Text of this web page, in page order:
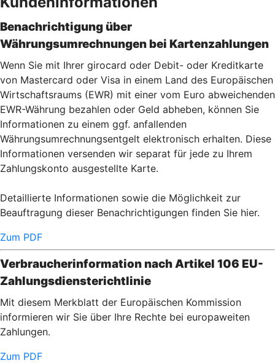
Benachrichtigung über
Währungsumrechnungen bei Kartenzahlungen
Wenn Sie mit Ihrer girocard oder Debit- oder Kreditkarte
von Mastercard oder Visa in einem Land des Europäischen
Wirtschaftsraums (EWR) mit einer vom Euro abweichenden
EWR-Währung bezahlen oder Geld abheben, können Sie
Informationen zu einem ggf. anfallenden
Währungsumrechnungsentgelt elektronisch erhalten. Diese
Informationen versenden wir separat für jede zu Ihrem
Zahlungskonto ausgestellte Karte.
Detaillierte Informationen sowie die Möglichkeit zur
Beauftragung dieser Benachrichtigungen finden Sie hier.
Zum PDF
Verbraucherinformation nach Artikel 106 EU-
Zahlungsdiensterichtlinie
Mit diesem Merkblatt der Europäischen Kommission
informieren wir Sie über Ihre Rechte bei europaweiten
Zahlungen.
Zum PDF